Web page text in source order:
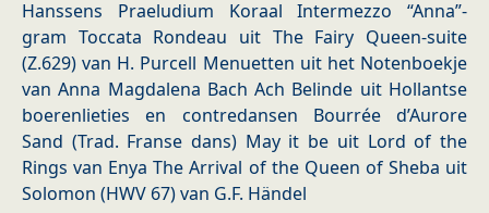
Hanssens Praeludium Koraal Intermezzo “Anna”-
gram Toccata Rondeau uit The Fairy Queen-suite
(Z.629) van H. Purcell Menuetten uit het Notenboekje
van Anna Magdalena Bach Ach Belinde uit Hollantse
boerenlieties en contredansen Bourrée d’Aurore
Sand (Trad. Franse dans) May it be uit Lord of the
Rings van Enya The Arrival of the Queen of Sheba uit
Solomon (HWV 67) van G.F. Händel